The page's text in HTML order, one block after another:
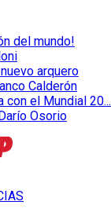
del mundo!
arquero
Calderón
con el Mundial 20...
Osorio